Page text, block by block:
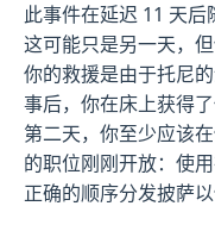
此事件在延迟 11 天后
这可能只是另一天，
你的救援是由于托尼
事后，你在床上获得了
第二天，你至少应该
的职位刚刚开放：使
正确的顺序分发披萨以